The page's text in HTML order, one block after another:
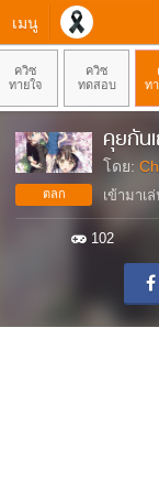
เมนู
ควิซ
ทายใจ
ควิซ
ทดสอบ
ท
ตลก
คุยกัน
โดย:
เข้ามาเ
102